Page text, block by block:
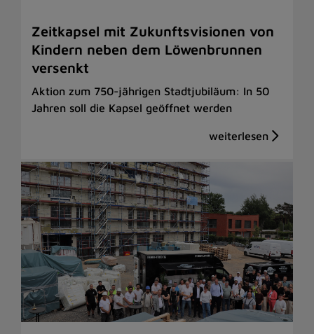
Zeitkapsel mit Zukunftsvisionen von
Kindern neben dem Löwenbrunnen
versenkt
Aktion zum 750-jährigen Stadtjubiläum: In 50
Jahren soll die Kapsel geöffnet werden